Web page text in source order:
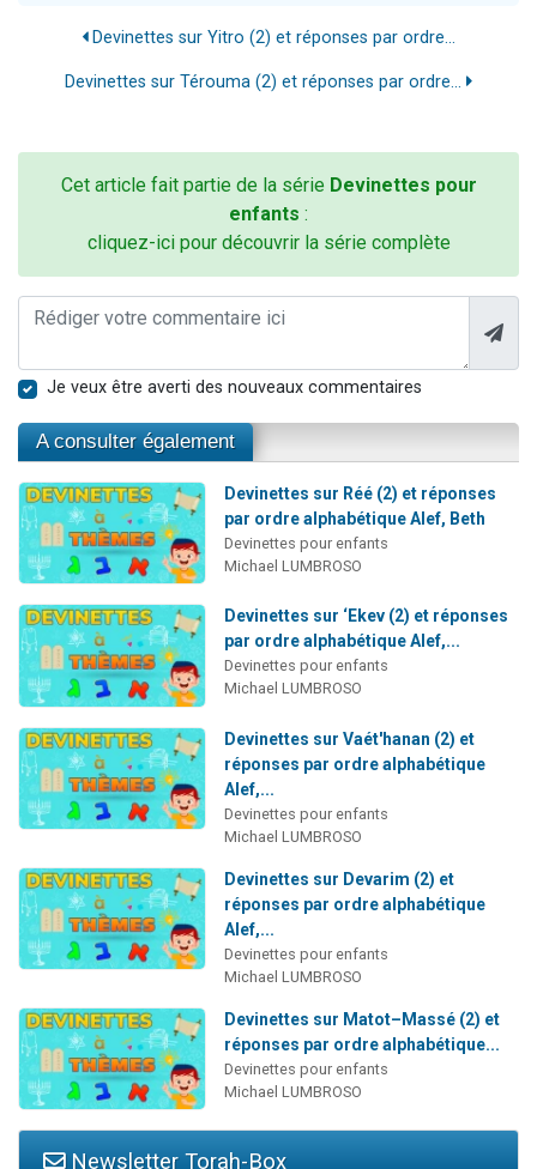
Devinettes sur Yitro (2) et réponses par ordre...
Devinettes sur Térouma (2) et réponses par ordre...
Cet article fait partie de la série Devinettes pour
enfants :
cliquez-ici pour découvrir la série complète
Je veux être averti des nouveaux commentaires
A consulter également
Devinettes sur Réé (2) et réponses
par ordre alphabétique Alef, Beth
Devinettes pour enfants
Michael LUMBROSO
Devinettes sur ‘Ekev (2) et réponses
par ordre alphabétique Alef,...
Devinettes pour enfants
Michael LUMBROSO
Devinettes sur Vaét'hanan (2) et
réponses par ordre alphabétique
Alef,...
Devinettes pour enfants
Michael LUMBROSO
Devinettes sur Devarim (2) et
réponses par ordre alphabétique
Alef,...
Devinettes pour enfants
Michael LUMBROSO
Devinettes sur Matot–Massé (2) et
réponses par ordre alphabétique...
Devinettes pour enfants
Michael LUMBROSO
Newsletter Torah-Box